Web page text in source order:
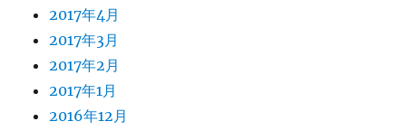
2017年4月
2017年3月
2017年2月
2017年1月
2016年12月